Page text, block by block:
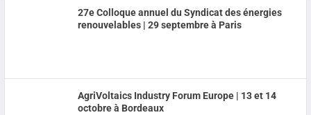
27e Colloque annuel du Syndicat des énergies
renouvelables | 29 septembre à Paris
AgriVoltaics Industry Forum Europe | 13 et 14
octobre à Bordeaux